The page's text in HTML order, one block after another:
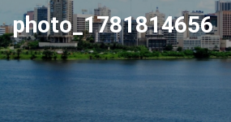
photo_1781814656